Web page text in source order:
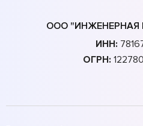
ООО "ИНЖЕНЕРНАЯ
ИНН:
ОГРН: